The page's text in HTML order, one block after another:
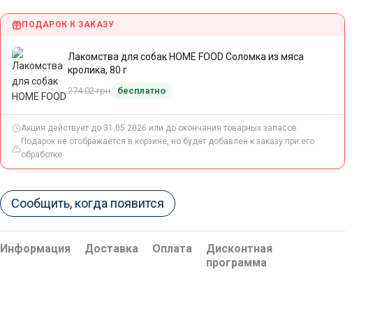
ПОДАРОК К ЗАКАЗУ
Лакомства для собак HOME FOOD Соломка из мяса
кролика, 80 г
274.02 грн бесплатно
Акция действует до 31.05.2026 или до окончания товарных запасов
Подарок не отображается в корзине, но будет добавлен к заказу при его
обработке
Сообщить, когда появится
Информация Доставка Оплата
Дисконтная
программа